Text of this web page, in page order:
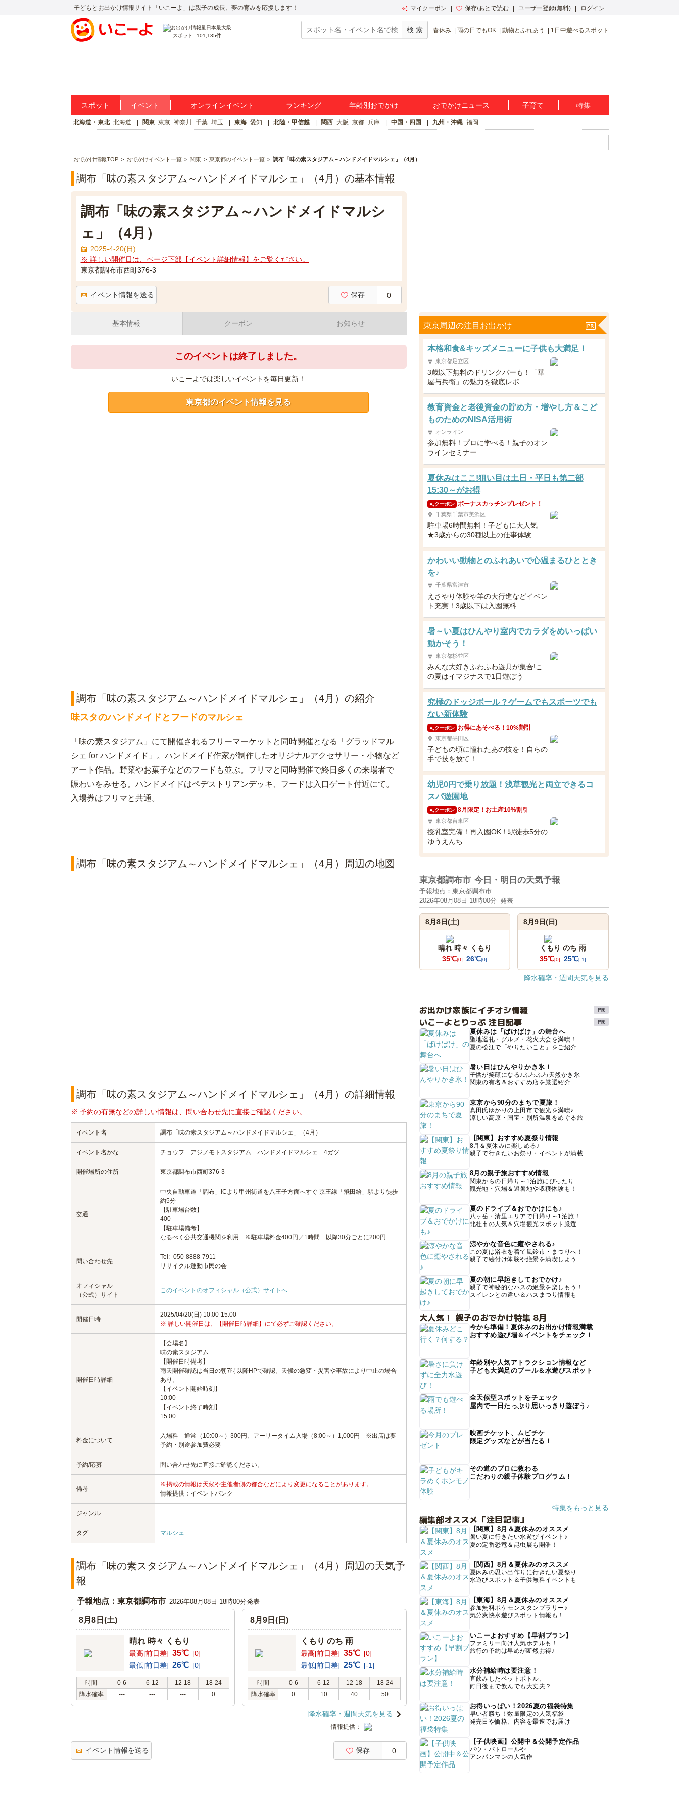
子どもとお出かけ情報サイト「いこーよ」は親子の成長、夢の育みを応援します！ マイクーポン 保存/あとで読む ユーザー登録(無料) ログイン
スポット 101,135件
春休み 雨の日でもOK 動物とふれあう 1日中遊べるスポット
スポット イベント オンラインイベント ランキング 年齢別おでかけ おでかけニュース 子育て 特集
北海道・東北 北海道 関東 東京 神奈川 千葉 埼玉 東海 愛知 北陸・甲信越 関西 大阪 京都 兵庫 中国・四国 九州・沖縄 福岡
おでかけ情報TOP おでかけイベント一覧 関東 東京都のイベント一覧 調布「味の素スタジアム～ハンドメイドマルシェ」（4月）
調布「味の素スタジアム～ハンドメイドマルシェ」（4月）の基本情報
調布「味の素スタジアム～ハンドメイドマルシ
ェ」（4月）
2025-4-20(日)
※ 詳しい開催日は、ページ下部【イベント詳細情報】をご覧ください。
東京都調布市西町376-3
イベント情報を送る 保存 0
基本情報 クーポン お知らせ
このイベントは終了しました。
いこーよでは楽しいイベントを毎日更新！
東京都のイベント情報を見る
調布「味の素スタジアム～ハンドメイドマルシェ」（4月）の紹介
味スタのハンドメイドとフードのマルシェ
「味の素スタジアム」にて開催されるフリーマーケットと同時開催となる「グラッドマル
シェ for ハンドメイド」。ハンドメイド作家が制作したオリジナルアクセサリー・小物など
アート作品。野菜やお菓子などのフードも並ぶ。フリマと同時開催で終日多くの来場者で
賑わいをみせる。ハンドメイドはペデストリアンデッキ、フードは入口ゲート付近にて。
入場券はフリマと共通。
調布「味の素スタジアム～ハンドメイドマルシェ」（4月）周辺の地図
調布「味の素スタジアム～ハンドメイドマルシェ」（4月）の詳細情報
※ 予約の有無などの詳しい情報は、問い合わせ先に直接ご確認ください。
イベント名 調布「味の素スタジアム～ハンドメイドマルシェ」（4月）
イベント名かな チョウフ アジノモトスタジアム ハンドメイドマルシェ 4ガツ
開催場所の住所 東京都調布市西町376-3
交通
中央自動車道「調布」ICより甲州街道を八王子方面へすぐ 京王線「飛田給」駅より徒歩
約5分
【駐車場台数】
400
【駐車場備考】
なるべく公共交通機関を利用 ※駐車場料金400円／1時間 以降30分ごとに200円
問い合わせ先
Tel: 050-8888-7911
リサイクル運動市民の会
オフィシャル
（公式）サイト
このイベントのオフィシャル（公式）サイトへ
開催日時
2025/04/20(日) 10:00-15:00
※ 詳しい開催日は、【開催日時詳細】にて必ずご確認ください。
開催日時詳細
【会場名】
味の素スタジアム
【開催日時備考】
雨天開催確認は当日の朝7時以降HPで確認。天候の急変・災害や事故により中止の場合
あり。
【イベント開始時刻】
10:00
【イベント終了時刻】
15:00
料金について
入場料 通常（10:00～）300円、アーリータイム入場（8:00～）1,000円 ※出店は要
予約・別途参加費必要
予約/応募 問い合わせ先に直接ご確認ください。
備考
※掲載の情報は天候や主催者側の都合などにより変更になることがあります。
情報提供：イベントバンク
ジャンル
タグ マルシェ
調布「味の素スタジアム～ハンドメイドマルシェ」（4月）周辺の天気予
報
予報地点：東京都調布市 2026年08月08日 18時00分発表
8月8日(土)
晴れ 時々 くもり
最高[前日差] 35℃ [0]
最低[前日差] 26℃ [0]
時間 0-6 6-12 12-18
18-24
降水確率
--- --- --- 0
8月9日(日)
くもり のち 雨
最高[前日差] 35℃ [0]
最低[前日差] 25℃ [-1]
時間 0-6 6-12 12-18
18-24
降水確率
0 10 40 50
降水確率・週間天気を見る
情報提供：
イベント情報を送る 保存 0
東京周辺の注目お出かけ
本格和食&キッズメニューに子供も大満足！
東京都足立区
3歳以下無料のドリンクバーも！「華
屋与兵衛」の魅力を徹底レポ
教育資金と老後資金の貯め方・増やし方＆こど
ものためのNISA活用術
オンライン
参加無料！プロに学べる！親子のオン
ラインセミナー
夏休みはここ!狙い目は土日・平日も第二部
15:30～がお得
クーポン ボーナスカッチンプレゼント！
千葉県千葉市美浜区
駐車場6時間無料！子どもに大人気
★3歳からの30種以上の仕事体験
かわいい動物とのふれあいで心温まるひととき
を♪
千葉県富津市
えさやり体験や羊の大行進などイベン
ト充実！3歳以下は入園無料
暑～い夏はひんやり室内でカラダをめいっぱい
動かそう！
東京都杉並区
みんな大好きふわふわ遊具が集合!こ
の夏はイマジナスで1日遊ぼう
究極のドッジボール？ゲームでもスポーツでも
ない新体験
クーポン お得にあそべる！10%割引
東京都墨田区
子どもの頃に憧れたあの技を！自らの
手で技を放て！
幼児0円で乗り放題！浅草観光と両立できるコ
スパ遊園地
クーポン 8月限定！お土産10%割引
東京都台東区
授乳室完備！再入園OK！駅徒歩5分の
ゆうえんち
東京都調布市 今日・明日の天気予報
予報地点：東京都調布市
2026年08月08日 18時00分 発表
8月8日(土)
晴れ 時々 くもり
35℃[0] 26℃[0]
8月9日(日)
くもり のち 雨
35℃[0] 25℃[-1]
降水確率・週間天気を見る
お出かけ家族にイチオシ情報
いこーよとりっぷ 注目記事
夏休みは「ばけばけ」の舞台へ
聖地巡礼・グルメ・花火大会を満喫！
夏の松江で「やりたいこと」をご紹介
暑い日はひんやりかき氷！
子供が笑顔になる♪ふわふわ天然かき氷
関東の有名＆おすすめ店を厳選紹介
東京から90分のまちで夏旅！
真田氏ゆかりの上田市で観光を満喫♪
涼しい高原・国宝・別所温泉をめぐる旅
【関東】おすすめ夏祭り情報
8月＆夏休みに楽しめる♪
親子で行きたいお祭り・イベントが満載
8月の親子旅おすすめ情報
関東からの日帰り～1泊旅にぴったり
観光地・穴場＆避暑地や収穫体験も！
夏のドライブ＆おでかけにも♪
八ヶ岳・清里エリアで日帰り～1泊旅！
北杜市の人気＆穴場観光スポット厳選
涼やかな音色に癒やされる♪
この夏は浴衣を着て風鈴市・まつりへ！
親子で絵付け体験や絶景を満喫しよう
夏の朝に早起きしておでかけ♪
親子で神秘的なハスの絶景を楽しもう！
スイレンとの違い＆ハスまつり情報も
大人気！ 親子のおでかけ特集 8月
今から準備！夏休みのお出かけ情報満載
おすすめ遊び場＆イベントをチェック！
年齢別や人気アトラクション情報など
子ども大満足のプール＆水遊びスポット
全天候型スポットをチェック
屋内で一日たっぷり思いっきり遊ぼう♪
映画チケット、ムビチケ
限定グッズなどが当たる！
その道のプロに教わる
こだわりの親子体験プログラム！
特集をもっと見る
編集部オススメ「注目記事」
【関東】8月＆夏休みのオススメ
暑い夏に行きたい水遊びイベント♪
夏の定番恐竜＆昆虫展も開催！
【関西】8月＆夏休みのオススメ
夏休みの思い出作りに行きたい夏祭り
水遊びスポット＆子供無料イベントも
【東海】8月＆夏休みのオススメ
参加無料ポケモンスタンプラリー♪
気分爽快水遊びスポット情報も！
いこーよおすすめ【早割プラン】
ファミリー向け人気ホテルも！
旅行の予約は早めが断然お得♪
水分補給時は要注意！
直飲みしたペットボトル、
何日後まで飲んでも大丈夫？
お得いっぱい！2026夏の福袋特集
早い者勝ち！数量限定の人気福袋
発売日や価格、内容を最速でお届け
【子供映画】公開中＆公開予定作品
パウ・パトロールや
アンパンマンの人気作